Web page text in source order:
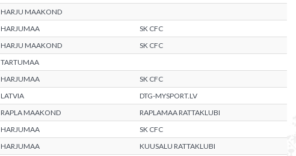
HARJU MAAKOND
HARJUMAA
SK CFC
HARJU MAAKOND
SK CFC
TARTUMAA
HARJUMAA
SK CFC
LATVIA
DTG-MYSPORT.LV
RAPLA MAAKOND
RAPLAMAA RATTAKLUBI
HARJUMAA
SK CFC
HARJUMAA
KUUSALU RATTAKLUBI